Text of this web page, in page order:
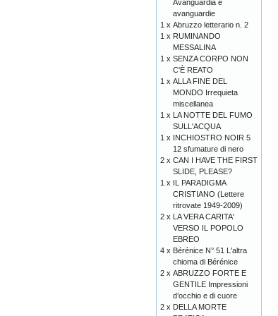
Avanguardia e
avanguardie
1 x Abruzzo letterario n. 2
1 x RUMINANDO
MESSALINA
1 x SENZA CORPO NON
C'È REATO
1 x ALLA FINE DEL
MONDO Irrequieta
miscellanea
1 x LA NOTTE DEL FUMO
SULL'ACQUA
1 x INCHIOSTRO NOIR 5
12 sfumature di nero
2 x CAN I HAVE THE FIRST
SLIDE, PLEASE?
1 x IL PARADIGMA
CRISTIANO (Lettere
ritrovate 1949-2009)
2 x LA VERA CARITA'
VERSO IL POPOLO
EBREO
4 x Bérénice N° 51 L'altra
chioma di Bérénice
2 x ABRUZZO FORTE E
GENTILE Impressioni
d’occhio e di cuore
2 x DELLA MORTE